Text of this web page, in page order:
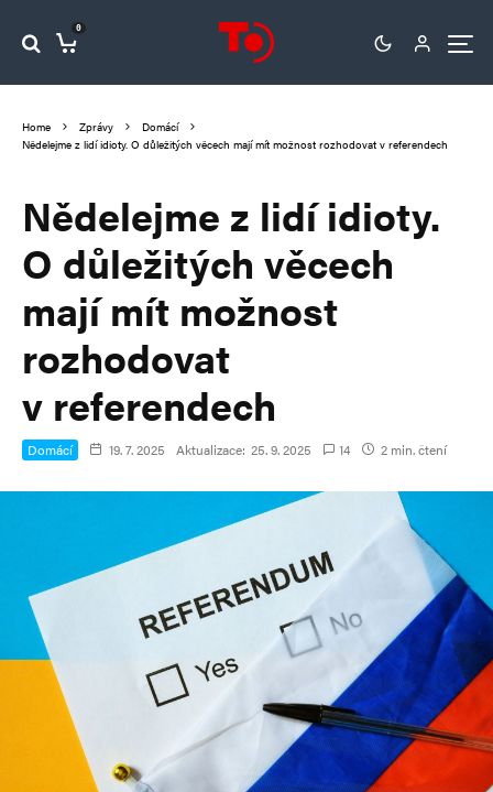
0
Home Zprávy
Domácí
Nědelejme z lidí idioty. O důležitých věcech mají mít možnost rozhodovat v referendech
Nědelejme z lidí idioty.
O důležitých věcech
mají mít možnost
rozhodovat
v referendech
Domácí 19. 7. 2025 Aktualizace: 25. 9. 2025 14 2 min. čtení